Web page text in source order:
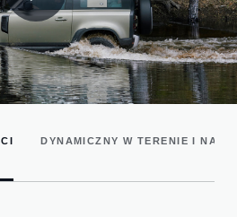
DYNAMICZNY W TERENIE I NA